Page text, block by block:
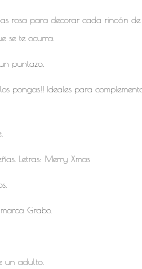
rosa para decorar cada rincón
se te ocurra.
puntazo.
pongas!! Ideales para
Letras: Merry Xmas
Grabo.
un adulto.